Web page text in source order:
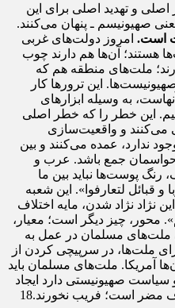
و تهدید اصلى براى این
صهیونیسم ـ پنهان می‌كنند.
است. امروز دولت‌هاى غربى
آن‌ها هم دارند چوب
ملت‌هاى منطقه هم كه
این ترورها كار
به وسیله‌ ابزارهاى
این خطر را كه خطر اصلى
می‌كنند و واقعیت‌سازى
ندارد، عمده می‌كنند و بین
حواسمان جمع باشد. عرب و
پوست‌ها نباید بین ما
و قبائل لتعارفوا». این شعبه
نژاد نژاد شدن، مایه‌ اختلاف
محور، چیز دیگر است؛ معیار،
ملت‌هاى مسلمان در عمل به
ملت‌ها، در سرپیچى كردن از
آمریكا. ملت‌هاى مسلمان باید
سیاست صهیونیستى دارد ایجاد
مضر است؛ فریب نخورند.18